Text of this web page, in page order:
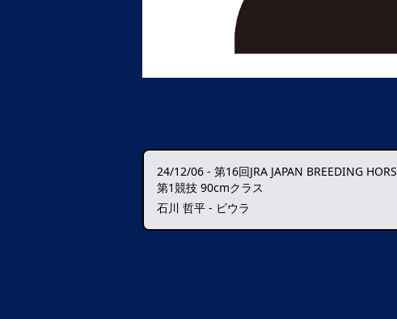
24/12/06 - 第16回JRA JAPAN BREEDING HORSE SHOW
第1競技 90cmクラス
石川 哲平 - ビウラ